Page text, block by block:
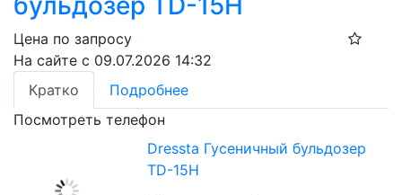
Цена по запросу
На сайте с 09.07.2026 14:32
Кратко
Подробнее
Посмотреть телефон
Dressta Гусеничный бульдозер
TD-15H